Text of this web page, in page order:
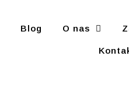
Blog O nas